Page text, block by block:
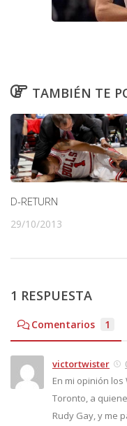
TAMBIÉN TE
D-RETURN
29/10/2013
1 RESPUESTA
Comentarios 1
victortwister
En mi opinión
Toronto, a
Rudy Gay, y me